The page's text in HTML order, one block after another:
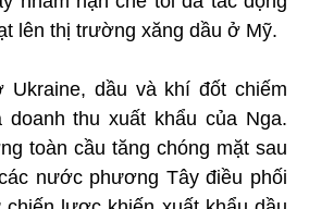
lên thị trường xăng dầu ở Mỹ.
Ukraine, dầu và khí đốt chiếm
thu xuất khẩu của Nga.
toàn cầu tăng chóng mặt sau
nước phương Tây điều phối